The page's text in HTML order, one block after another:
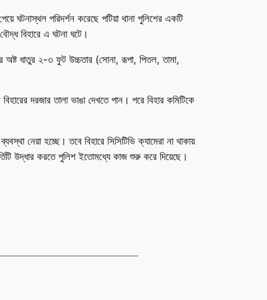
ঘটনাস্থল পরিদর্শন করেছে পটিয়া থানা পুলিশের একটি
বিহারে এ ঘটনা ঘটে।
অষ্ট ধাতুর ২-৩ ফুট উচ্চতার (সোনা, রূপা, পিতল, তামা,
দরজার তালা ভাঙা দেখতে পান। পরে বিহার কমিটিকে
নেয়া হচ্ছে। তবে বিহারে সিসিটিভি ক্যামেরা না থাকায়
উদ্ধার করতে পুলিশ ইতোমধ্যে কাজ শুরু করে দিয়েছে।